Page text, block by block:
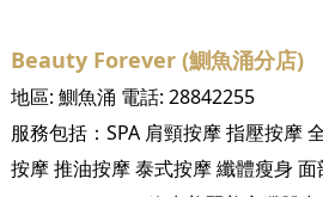
Beauty Forever (鰂魚涌分店)
地區: 鰂魚涌 電話: 28842255
服務包括： SPA 肩頸按摩指壓按摩
按摩推油按摩泰式按摩纖體瘦身面